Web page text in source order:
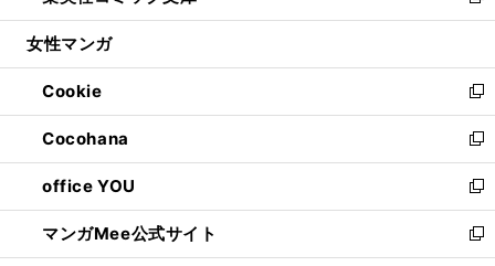
開
ウ
開
く
ン
ウ
で
開
く
ウ
ン
ド
ウ
で
開
く
し
ウ
ィ
ン
ド
ウ
で
開
く
女性マンガ
Cookie
新
し
い
ウ
ィ
ン
ド
ウ
Cocohana
新
し
い
ウ
ィ
ン
office YOU
新
し
い
ウ
マンガMee公式サイト
新
し